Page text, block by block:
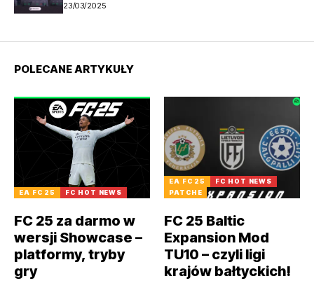
23/03/2025
POLECANE ARTYKUŁY
EA FC 25 FC HOT NEWS
FC 25 za darmo w
wersji Showcase –
platformy, tryby
gry
EA FC 25
FC HOT NEWS
PATCHE
FC 25 Baltic
Expansion Mod
TU10 – czyli ligi
krajów bałtyckich!